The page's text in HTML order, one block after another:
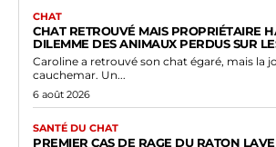
CHAT
CHAT RETROUVÉ MAIS PROPRIÉTAIRE
DILEMME DES ANIMAUX PERDUS SUR
Caroline a retrouvé son chat égaré, mais la
cauchemar. Un...
6 août 2026
SANTÉ DU CHAT
PREMIER CAS DE RAGE DU RATON